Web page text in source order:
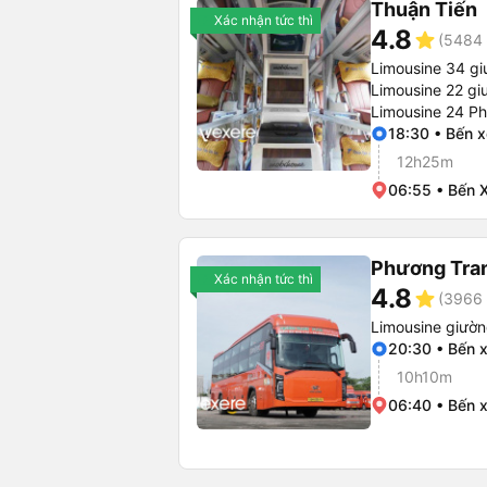
Xác nhận tức thì Thuận Tiến
4.8star (5484
Limousine 34
Limousine 22
Limousine 24
18:30 • Bến
12h25m
06:55 • Bến
Xác nhận tức thì Phương
4.8star (3966
Limousine
20:30 • Bến
10h10m
06:40 • Bến